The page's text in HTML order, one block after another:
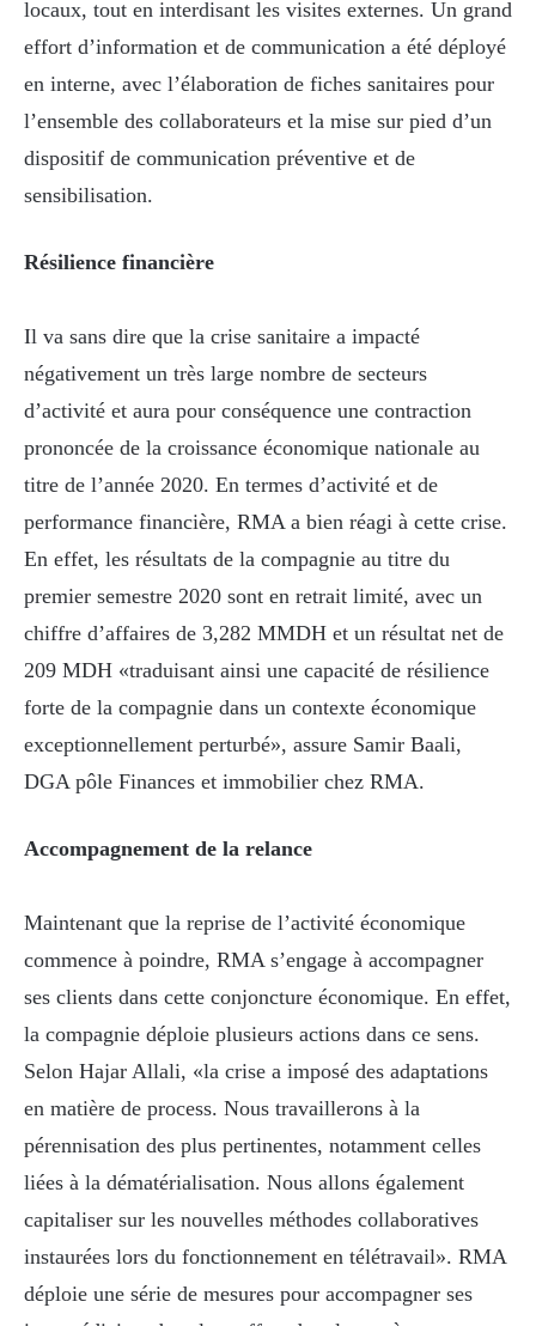
locaux, tout en interdisant les visites externes. Un grand
effort d’information et de communication a été déployé
en interne, avec l’élaboration de fiches sanitaires pour
l’ensemble des collaborateurs et la mise sur pied d’un
dispositif de communication préventive et de
sensibilisation.
Résilience financière
Il va sans dire que la crise sanitaire a impacté
négativement un très large nombre de secteurs
d’activité et aura pour conséquence une contraction
prononcée de la croissance économique nationale au
titre de l’année 2020. En termes d’activité et de
performance financière, RMA a bien réagi à cette crise.
En effet, les résultats de la compagnie au titre du
premier semestre 2020 sont en retrait limité, avec un
chiffre d’affaires de 3,282 MMDH et un résultat net de
209 MDH «traduisant ainsi une capacité de résilience
forte de la compagnie dans un contexte économique
exceptionnellement perturbé», assure Samir Baali,
DGA pôle Finances et immobilier chez RMA.
Accompagnement de la relance
Maintenant que la reprise de l’activité économique
commence à poindre, RMA s’engage à accompagner
ses clients dans cette conjoncture économique. En effet,
la compagnie déploie plusieurs actions dans ce sens.
Selon Hajar Allali, «la crise a imposé des adaptations
en matière de process. Nous travaillerons à la
pérennisation des plus pertinentes, notamment celles
liées à la dématérialisation. Nous allons également
capitaliser sur les nouvelles méthodes collaboratives
instaurées lors du fonctionnement en télétravail». RMA
déploie une série de mesures pour accompagner ses